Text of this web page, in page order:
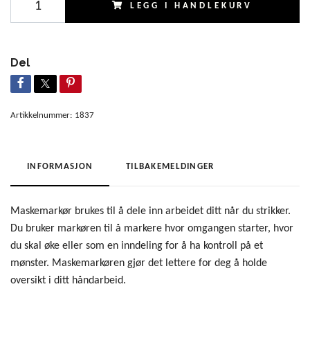
LEGG I HANDLEKURV
Del
Artikkelnummer: 1837
INFORMASJON TILBAKEMELDINGER
Maskemarkør brukes til å dele inn arbeidet ditt når du strikker.
Du bruker markøren til å markere hvor omgangen starter, hvor
du skal øke eller som en inndeling for å ha kontroll på et
mønster. Maskemarkøren gjør det lettere for deg å holde
oversikt i ditt håndarbeid.